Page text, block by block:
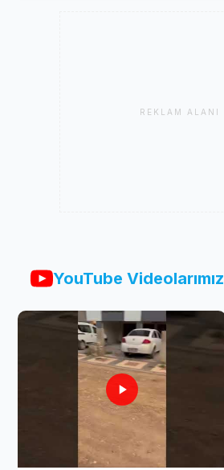
REKLAM ALANI
YouTube Videolarımız